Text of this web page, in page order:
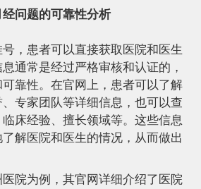
问题的可靠性分析
，患者可以直接获取医院和医生
通常是经过严格审核和认证的，
靠性。在官网上，患者可以了解
专家团队等详细信息，也可以查
床经验、擅长领域等。这些信息
解医院和医生的情况，从而做出
院为例，其官网详细介绍了医院